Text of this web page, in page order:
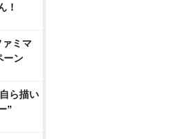
！
ミマ
ーン
ら描い
”